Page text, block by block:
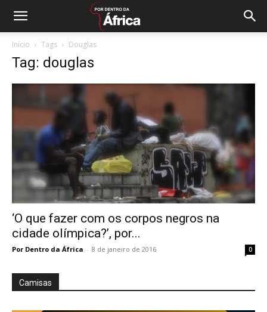
Início Tags Douglas
Tag: douglas
‘O que fazer com os corpos negros na
cidade olímpica?’, por...
Por Dentro da África - 8 de janeiro de 2016 0
Camisas